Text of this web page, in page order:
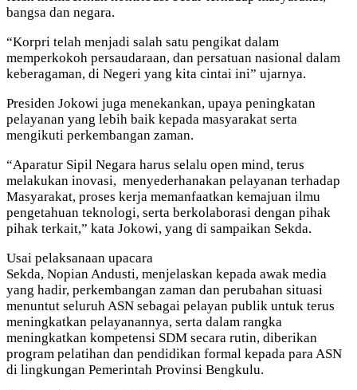
bangsa dan negara.
“Korpri telah menjadi salah satu pengikat dalam
memperkokoh persaudaraan, dan persatuan nasional dalam
keberagaman, di Negeri yang kita cintai ini” ujarnya.
Presiden Jokowi juga menekankan, upaya peningkatan
pelayanan yang lebih baik kepada masyarakat serta
mengikuti perkembangan zaman.
“Aparatur Sipil Negara harus selalu open mind, terus
melakukan inovasi, menyederhanakan pelayanan terhadap
Masyarakat, proses kerja memanfaatkan kemajuan ilmu
pengetahuan teknologi, serta berkolaborasi dengan pihak
pihak terkait,” kata Jokowi, yang di sampaikan Sekda.
Usai pelaksanaan upacara
Sekda, Nopian Andusti, menjelaskan kepada awak media
yang hadir, perkembangan zaman dan perubahan situasi
menuntut seluruh ASN sebagai pelayan publik untuk terus
meningkatkan pelayanannya, serta dalam rangka
meningkatkan kompetensi SDM secara rutin, diberikan
program pelatihan dan pendidikan formal kepada para ASN
di lingkungan Pemerintah Provinsi Bengkulu.